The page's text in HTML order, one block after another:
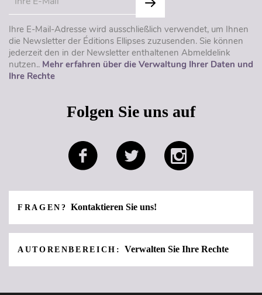
Ihre E-Mail-Adresse wird ausschließlich verwendet, um Ihnen
die Newsletter der Éditions Ellipses zuzusenden. Sie können
jederzeit den in der Newsletter enthaltenen Abmeldelink
nutzen.. Mehr erfahren über die Verwaltung Ihrer Daten und
Ihre Rechte
Folgen Sie uns auf
FRAGEN? Kontaktieren Sie uns!
AUTORENBEREICH: Verwalten Sie Ihre Rechte